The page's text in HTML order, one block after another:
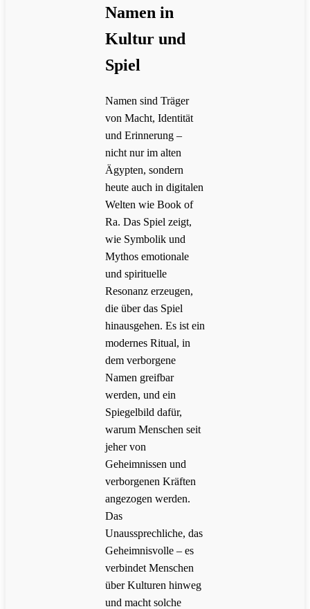
Namen in
Kultur und
Spiel
Namen sind Träger
von Macht, Identität
und Erinnerung –
nicht nur im alten
Ägypten, sondern
heute auch in digitalen
Welten wie Book of
Ra. Das Spiel zeigt,
wie Symbolik und
Mythos emotionale
und spirituelle
Resonanz erzeugen,
die über das Spiel
hinausgehen. Es ist ein
modernes Ritual, in
dem verborgene
Namen greifbar
werden, und ein
Spiegelbild dafür,
warum Menschen seit
jeher von
Geheimnissen und
verborgenen Kräften
angezogen werden.
Das
Unaussprechliche, das
Geheimnisvolle – es
verbindet Menschen
über Kulturen hinweg
und macht solche